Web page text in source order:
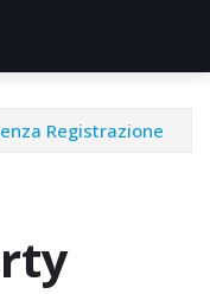
Registrazione